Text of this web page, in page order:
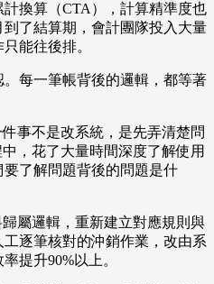
換算（CTA），計算精準度也
了結算期，會計團隊投入大量
能往後排。
每一筆帳背後的邏輯，都等著
事不是改系統，是先弄清楚問
，花了大量時間深度了解使用
了解問題背後的問題是什
屬邏輯，重新建立對應規則與
逐筆核對的沖銷作業，改由系
提升90%以上。